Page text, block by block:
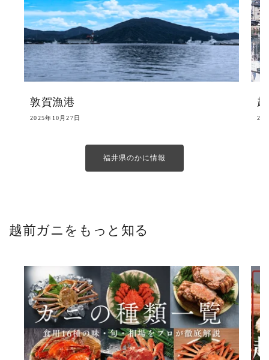
敦賀漁港
2025年10月27日
福井県のかに情報
越前ガニをもっと知る